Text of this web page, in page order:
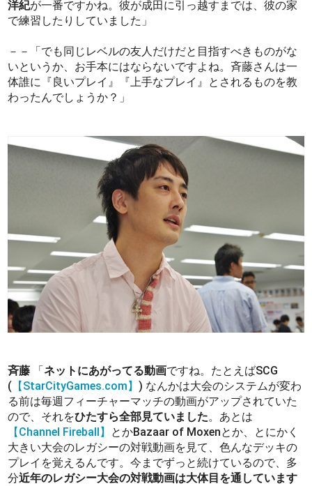
洋紀が一番ですかね。彼が成田に引っ越すまでは、彼の家
で練習したりしていました」
－－「でも同じレベルの友人だけだと目指すべきものがな
いというか、お手本にはならないですよね。斉藤さんは一
体誰に『良いプレイ』『上手なプレイ』とされるものを教
わったんでしょうか？」
斉藤 「ネットにあがってる動画ですね。たとえばSCG
( 【StarCityGames.com】) なんかは大会のシステムが変わ
る前は毎週フィーチャーマッチの動画がアップされていた
ので、それをひたすら全部見ていました。あとは
【Channel Fireball】 とかBazaar of Moxenとか、とにかく
大きい大会のレガシーの対戦動画を見て、色んなデッキの
プレイを覚えるんです。今までずっと続けているので、多
分近年のレガシー大会の対戦動画は大体目を通しています